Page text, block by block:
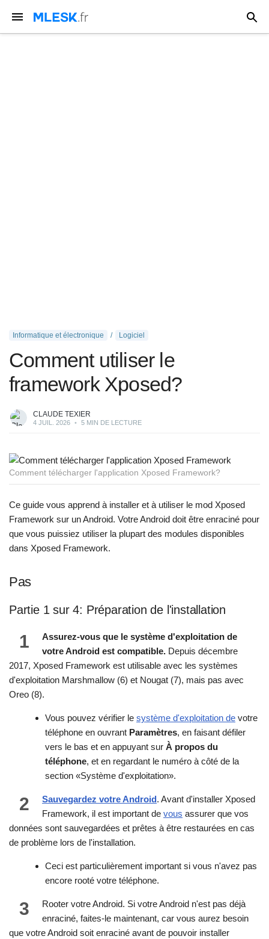
Informatique et électronique Logiciel
Comment utiliser le
framework Xposed?
CLAUDE TEXIER
4 JUIL. 2026 • 5 MIN DE LECTURE
Comment télécharger l'application Xposed Framework?
Ce guide vous apprend à installer et à utiliser le mod Xposed
Framework sur un Android. Votre Android doit être enraciné pour
que vous puissiez utiliser la plupart des modules disponibles
dans Xposed Framework.
Pas
Partie 1 sur 4: Préparation de l'installation
1
Assurez-vous que le système d'exploitation de
votre Android est compatible. Depuis décembre
2017, Xposed Framework est utilisable avec les systèmes
d'exploitation Marshmallow (6) et Nougat (7), mais pas avec
Oreo (8).
Vous pouvez vérifier le système d'exploitation de votre
téléphone en ouvrant Paramètres, en faisant défiler
vers le bas et en appuyant sur À propos du
téléphone, et en regardant le numéro à côté de la
section «Système d'exploitation».
2 Sauvegardez votre Android. Avant d'installer Xposed
Framework, il est important de vous assurer que vos
données sont sauvegardées et prêtes à être restaurées en cas
de problème lors de l'installation.
Ceci est particulièrement important si vous n'avez pas
encore rooté votre téléphone.
3
Rooter votre Android. Si votre Android n'est pas déjà
enraciné, faites-le maintenant, car vous aurez besoin
que votre Android soit enraciné avant de pouvoir installer